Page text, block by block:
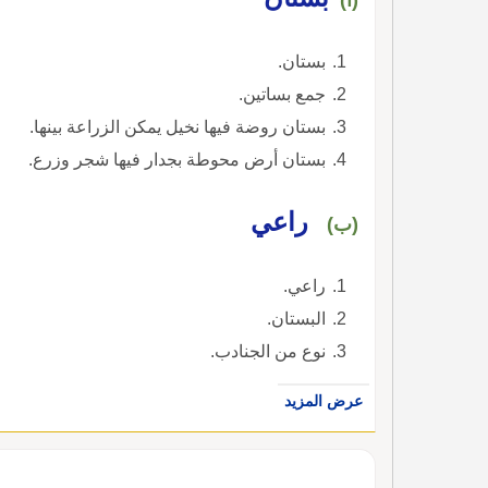
بستان.
جمع بساتين.
بستان روضة فيها نخيل يمكن الزراعة بينها.
بستان أرض محوطة بجدار فيها شجر وزرع.
(ب) راعي
راعي.
البستان.
نوع من الجنادب.
عرض المزيد